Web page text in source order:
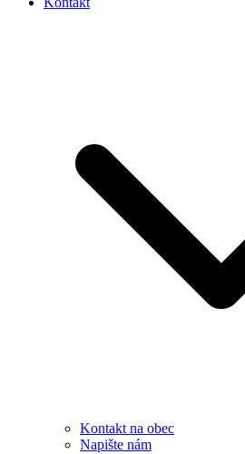
Kontakt na obec
Napište nám